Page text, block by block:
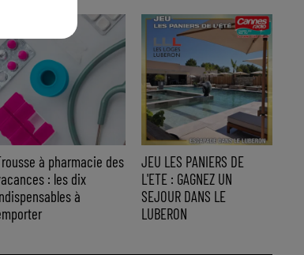
à pharmacie des
: les dix
à
JEU LES PANIERS DE
L'ETE : GAGNEZ UN
SEJOUR DANS LE
LUBERON